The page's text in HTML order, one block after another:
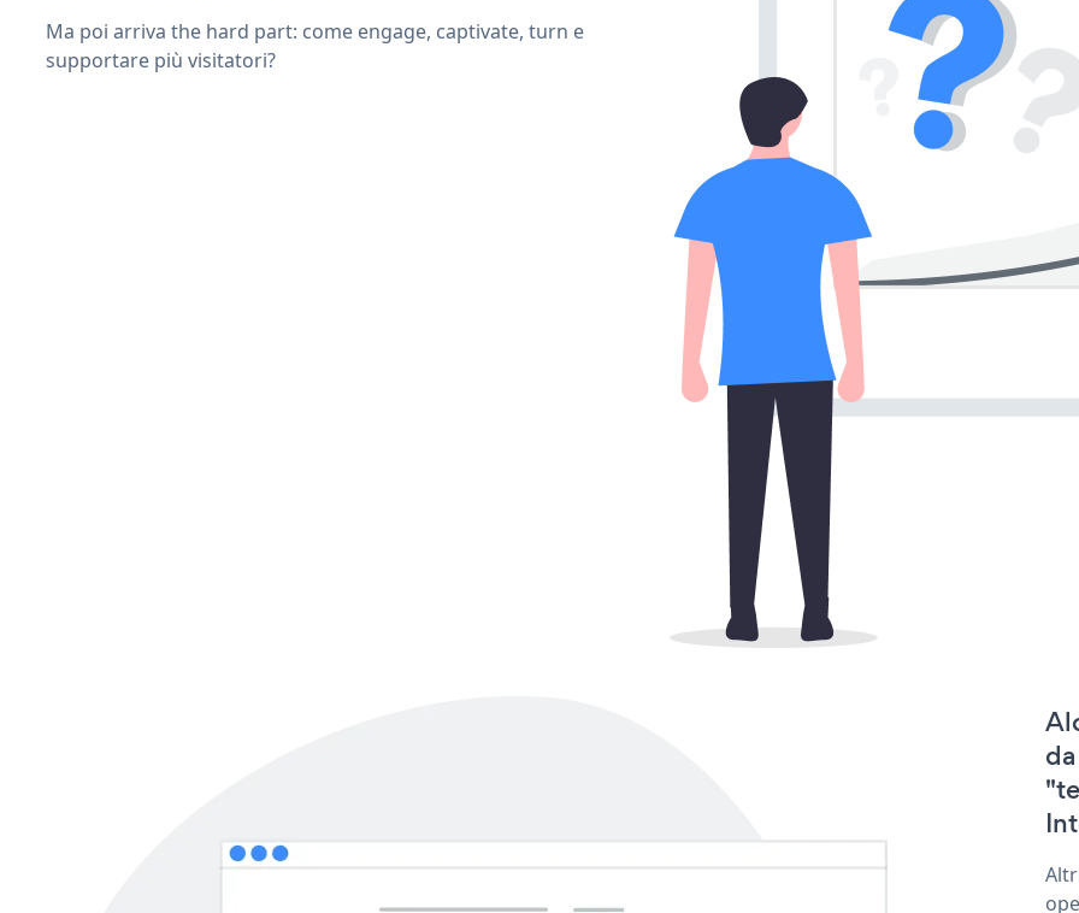
Ma poi arriva the hard part: come engage, captivate, turn e
supportare più visitatori?